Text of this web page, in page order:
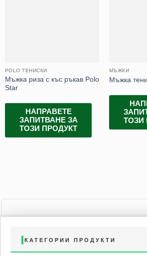
POLO ТЕНИСКИ
Мъжка риза с къс ръкав Polo
Star
НАПРАВЕТЕ
ЗАПИТВАНЕ ЗА
ТОЗИ ПРОДУКТ
МЪЖКИ
Мъжка
ТОЗИ
КАТЕГОРИИ ПРОДУКТИ